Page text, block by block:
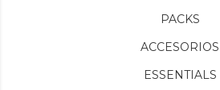
PACKS
ACCESORIOS
ESSENTIALS